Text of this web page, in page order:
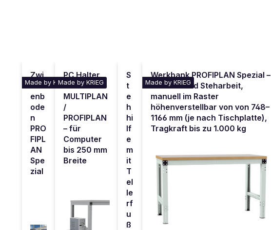
Made by KRIEG
Zwi
sch
enb
ode
n
PRO
FIPL
AN
Spe
zial
Made by KRIEG
PC Halter
für
MULTIPLAN
/
PROFIPLAN
– für
Computer
bis 250 mm
Breite
S
t
e
h
hi
lf
e
m
it
T
el
le
rf
u
ß
Made by KRIEG
Werkbank PROFIPLAN Spezial –
für Sitz- und Steharbeit,
manuell im Raster
höhenverstellbar von von 748–
1166 mm (je nach Tischplatte),
Tragkraft bis zu 1.000 kg